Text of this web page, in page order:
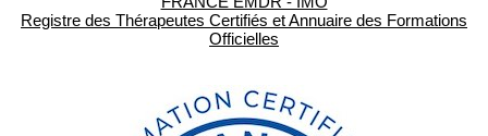
Registre des Thérapeutes Certifiés et Annuaire des Formations
Officielles